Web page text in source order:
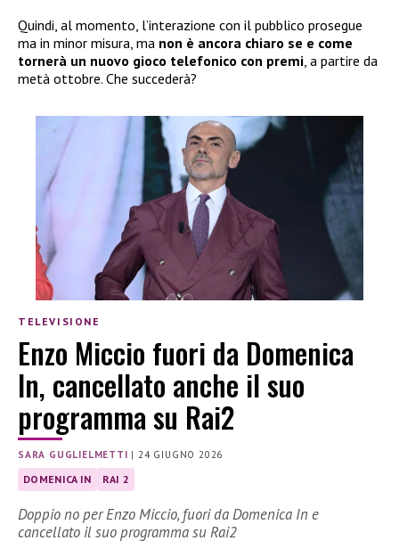
Quindi, al momento, l’interazione con il pubblico prosegue
ma in minor misura, ma non è ancora chiaro se e come
tornerà un nuovo gioco telefonico con premi, a partire da
metà ottobre. Che succederà?
TELEVISIONE
Enzo Miccio fuori da Domenica
In, cancellato anche il suo
programma su Rai2
SARA GUGLIELMETTI | 24 GIUGNO 2026
DOMENICA IN RAI 2
Doppio no per Enzo Miccio, fuori da Domenica In e
cancellato il suo programma su Rai2